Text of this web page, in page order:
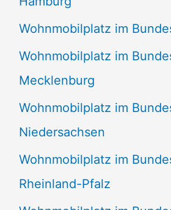
Wohnmobilplatz im
Wohnmobilplatz im
Mecklenburg
Wohnmobilplatz im
Niedersachsen
Wohnmobilplatz im
Rheinland-Pfalz